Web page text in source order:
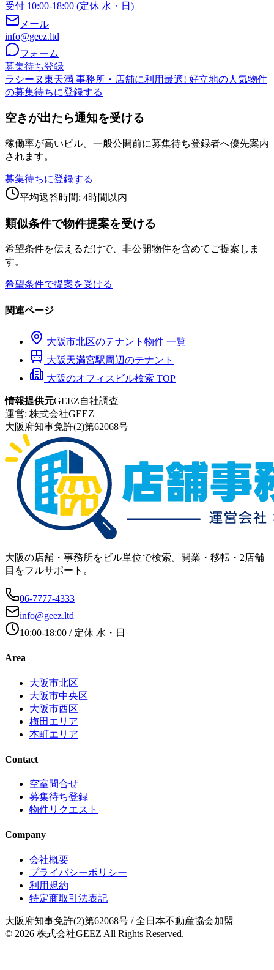
受付 10:00-18:00 (定休 水・日)
メール
info@geez.ltd
フォーム
募集待ち登録
ラシーヌ東天満 事務所・店舗に利用最適! 好立地の人気物件
の募集待ちに登録する
空きが出たら通知を受ける
稼働率が高いビル。一般公開前に募集待ち登録者へ優先案内
されます。
募集待ちに登録する
平均返答時間: 4時間以内
類似条件で物件提案を受ける
希望条件を伝えるだけで、非公開物件を含めてご提案しま
す。
希望条件で提案を受ける
関連ページ
大阪市北区のテナント物件 一覧
大阪天満宮駅周辺のテナント
大阪のオフィスビル検索 TOP
情報提供元GEEZ自社調査
運営: 株式会社GEEZ
大阪府知事免許(2)第62068号
大阪の店舗・事務所をビル単位で検索。開業・移転・2店舗
目をフルサポート。
06-7777-4333
info@geez.ltd
10:00-18:00 / 定休 水・日
Area
大阪市北区
大阪市中央区
大阪市西区
梅田エリア
本町エリア
Contact
空室問合せ
募集待ち登録
物件リクエスト
Company
会社概要
プライバシーポリシー
利用規約
特定商取引法表記
大阪府知事免許(2)第62068号 / 全日本不動産協会加盟
© 2026 株式会社GEEZ All Rights Reserved.